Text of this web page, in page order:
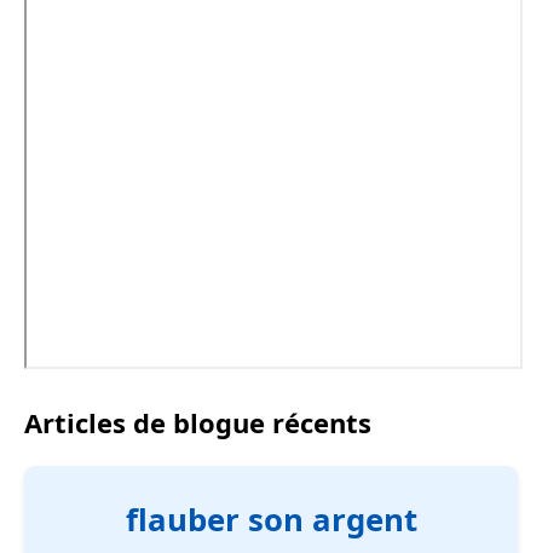
Articles de blogue récents
flauber son argent